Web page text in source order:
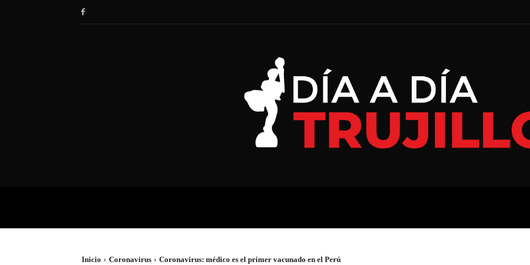
Inicio Coronavirus Coronavirus: médico es el primer vacunado en el Perú